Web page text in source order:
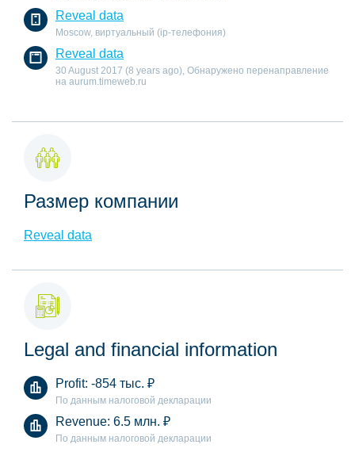
Reveal data
Moscow, виртуальный (ip-телефония)
Reveal data
30 August 2017 (8 years ago), Обнаружено перенаправление
на aurum.timeweb.ru
Размер компании
Reveal data
Legal and financial information
Profit: -854 тыс. ₽
По данным налоговой декларации
Revenue: 6.5 млн. ₽
По данным налоговой декларации